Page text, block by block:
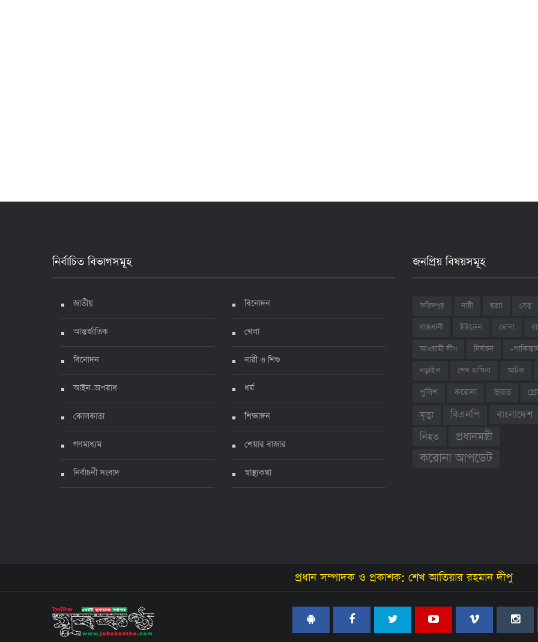
নির্বাচিত বিভাগসমূহ
জাতীয়
আন্তর্জাতিক
বিনোদন
আইন-অপরাধ
কোলকাতা
গণমাধ্যম
নির্বাচনী সংবাদ
বিনোদন
খেলা
নারী ও শিশু
ধর্ম
শিক্ষাঙ্গন
শেয়ার বাজার
স্বাস্থ্যকথা
জনপ্রিয় বিষয়সমূহ
ফরিদপুর নারী হত্যা সেতু
রাজধানী ইউক্রেন ভোলা
আওয়ামী লীগ
নির্বাচন
-
নড়াইল
শেখ হাসিনা আটক
পুলিশ
করোনা ভারত
মৃত্যু
বিএনপি
বাংলাদেশ
নিহত
প্রধানমন্ত্রী
করোনা আপডেট
প্রধান সম্পাদক ও প্রকাশক: শেখ আতিয়ার রহমান দীপু